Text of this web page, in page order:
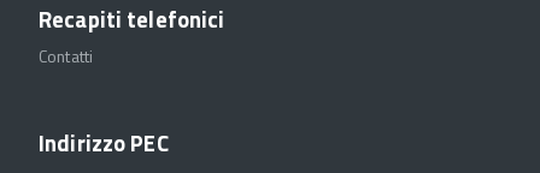
Recapiti telefonici
Contatti
Indirizzo PEC